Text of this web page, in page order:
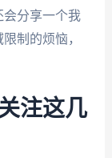
分享一个我
制的烦恼，
注这几